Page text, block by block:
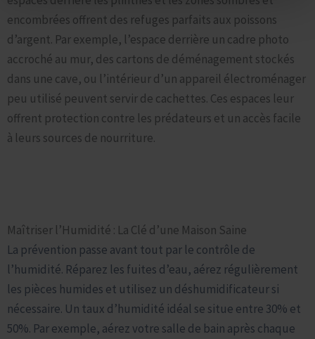
encombrées offrent des refuges parfaits aux poissons
d’argent. Par exemple, l’espace derrière un cadre photo
accroché au mur, des cartons de déménagement stockés
dans une cave, ou l’intérieur d’un appareil électroménager
peu utilisé peuvent servir de cachettes. Ces espaces leur
offrent protection contre les prédateurs et un accès facile
à leurs sources de nourriture.
Maîtriser l’Humidité : La Clé d’une Maison Saine
La prévention passe avant tout par le contrôle de
l’humidité. Réparez les fuites d’eau, aérez régulièrement
les pièces humides et utilisez un déshumidificateur si
nécessaire. Un taux d’humidité idéal se situe entre 30% et
50%. Par exemple, aérez votre salle de bain après chaque